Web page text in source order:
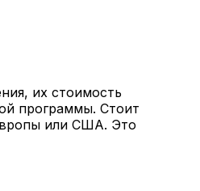
их стоимость
программы. Стоит
или США. Это